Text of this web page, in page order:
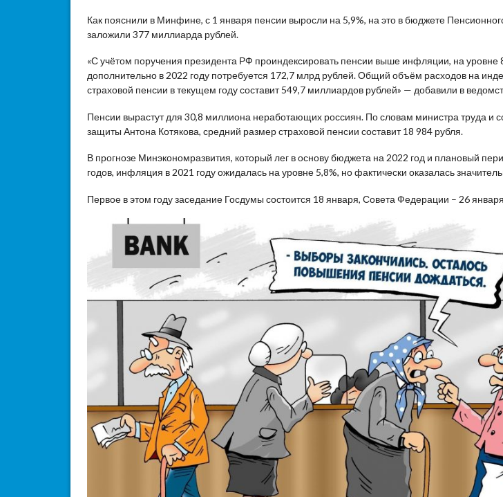
Как пояснили в Минфине, с 1 января пенсии выросли на 5,9%, на это в бюджете
заложили 377 миллиарда рублей.
«С учётом поручения президента РФ проиндексировать пенсии выше инфляции, на уровне
дополнительно в 2022 году потребуется 172,7 млрд рублей. Общий объём расходов на
страховой пенсии в текущем году составит 549,7 миллиардов рублей» — добавили в
Пенсии вырастут для 30,8 миллиона неработающих россиян. По словам министра труда и
защиты Антона Котякова, средний размер страховой пенсии составит 18 984 рубля.
В прогнозе Минэкономразвития, который лег в основу бюджета на 2022 год и плановый
годов, инфляция в 2021 году ожидалась на уровне 5,8%, но фактически оказалась
Первое в этом году заседание Госдумы состоится 18 января, Совета Федерации – 26